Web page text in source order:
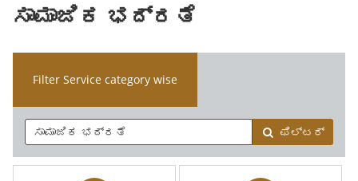
ಸಾಮಾಜಿಕ ಭದ್ರತೆ
Filter Service category wise
ಫಿಲ್ಟರ್